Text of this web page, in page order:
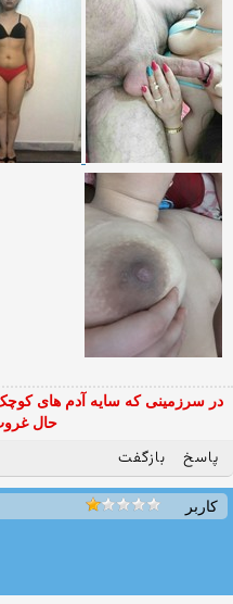
در سرزمینی که سایه آدم های
حال
پاسخ بازگفت
کاربر